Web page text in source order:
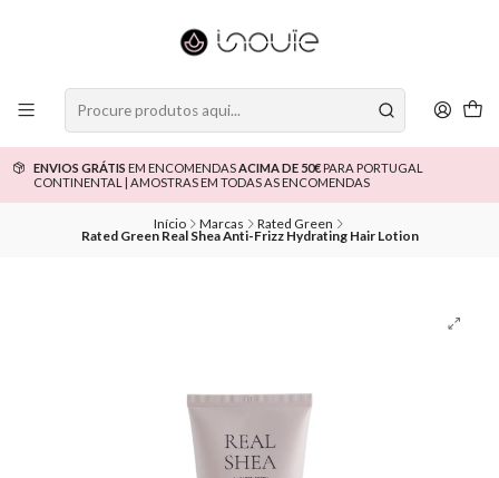
ENVIOS GRÁTIS EM ENCOMENDASACIMA DE 50€PARA PORTUGAL
CONTINENTAL | AMOSTRAS EM TODAS AS ENCOMENDAS
Início Marcas Rated Green
Rated Green Real Shea Anti-Frizz Hydrating Hair Lotion